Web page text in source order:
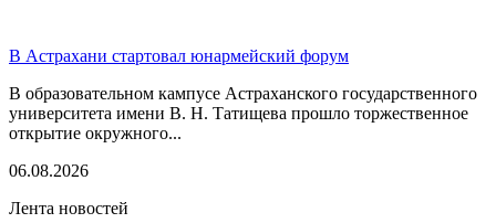
В Астрахани стартовал юнармейский форум
В образовательном кампусе Астраханского государственного
университета имени В. Н. Татищева прошло торжественное
открытие окружного...
06.08.2026
Лента новостей